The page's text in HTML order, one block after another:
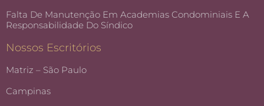
Falta De Manutenção Em Academias Condominiais E A
Responsabilidade Do Síndico
Nossos Escritórios
Matriz – São Paulo
Campinas